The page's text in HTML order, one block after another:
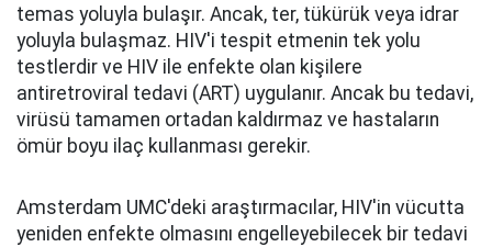
temas yoluyla bulaşır. Ancak, ter, tükürük veya idrar
yoluyla bulaşmaz. HIV'i tespit etmenin tek yolu
testlerdir ve HIV ile enfekte olan kişilere
antiretroviral tedavi (ART) uygulanır. Ancak bu tedavi,
virüsü tamamen ortadan kaldırmaz ve hastaların
ömür boyu ilaç kullanması gerekir.
Amsterdam UMC'deki araştırmacılar, HIV'in vücutta
yeniden enfekte olmasını engelleyebilecek bir tedavi